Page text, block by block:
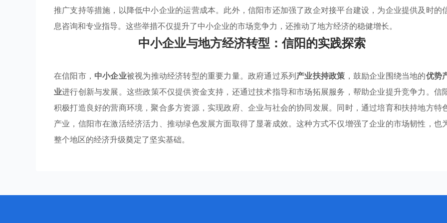
推广支持等措施，以降低中小企业的运营成本。此外，信阳市还加强了政企对接平台建设，为企业提供及时的
息咨询和专业指导。这些举措不仅提升了中小企业的市场竞争力，还推动了地方经济的稳健增长。
中小企业与地方经济转型：信阳的实践探索
在信阳市， 中小企业被视为推动经济转型的重要力量。政府通过系列产业扶持政策 ，鼓励企业围绕当地的优势
业进行创新与发展。这些政策不仅提供资金支持，还通过技术指导和市场拓展服务，帮助企业提升竞争力。信
积极打造良好的营商环境，聚合多方资源，实现政府、企业与社会的协同发展。同时，通过培育和扶持地方特
产业，信阳市在激活经济活力、推动绿色发展方面取得了显著成效。这种方式不仅增强了企业的市场韧性，也
整个地区的经济升级奠定了坚实基础。